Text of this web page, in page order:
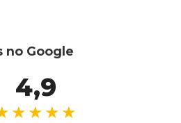
no Google
4,9